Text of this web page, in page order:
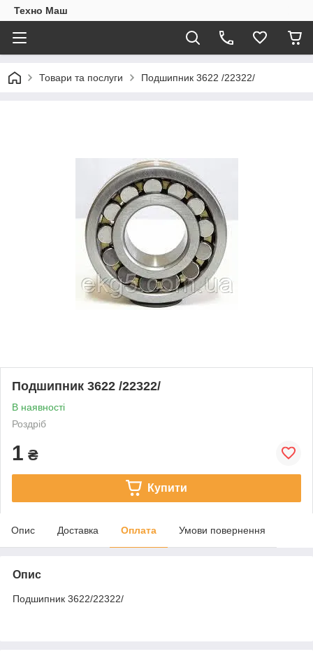
Техно Маш
Товари та послуги Подшипник 3622 /22322/
Подшипник 3622 /22322/
В наявності
Роздріб
1 ₴
Купити
Опис Доставка Оплата Умови повернення
Опис
Подшипник 3622/22322/